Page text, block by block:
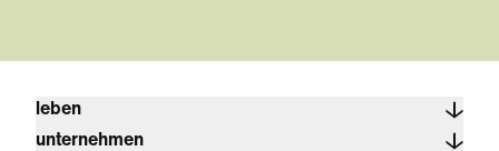
leben
unternehmen